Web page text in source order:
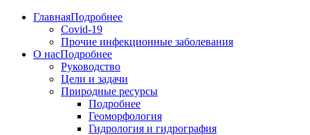
ГлавнаяПодробнее
Covid-19
Прочие инфекционные заболевания
О насПодробнее
Руководство
Цели и задачи
Природные ресурсы
Подробнее
Геоморфология
Гидрология и гидрография